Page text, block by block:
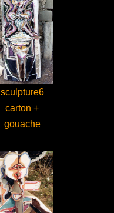
sculpture6
carton +
gouache